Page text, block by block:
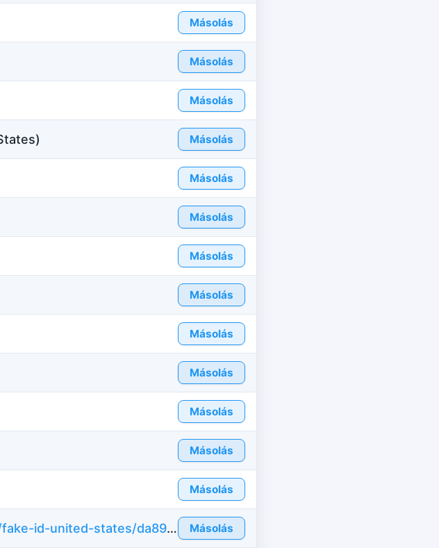
Másolás
Másolás
Másolás
Másolás
Másolás
Másolás
Másolás
Másolás
Másolás
Másolás
Másolás
Másolás
Másolás
https://hu.id-fake.com/fake-id-united-states/da89703857c2dfb987b371e41af92f17 Másolás